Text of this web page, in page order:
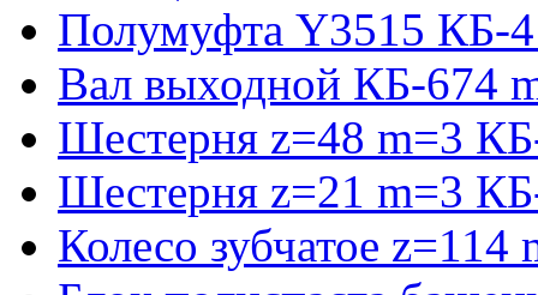
Полумуфта Y3515 КБ-
Вал выходной КБ-674
Шестерня z=48 m=3
Шестерня z=21 m=3
Колесо зубчатое